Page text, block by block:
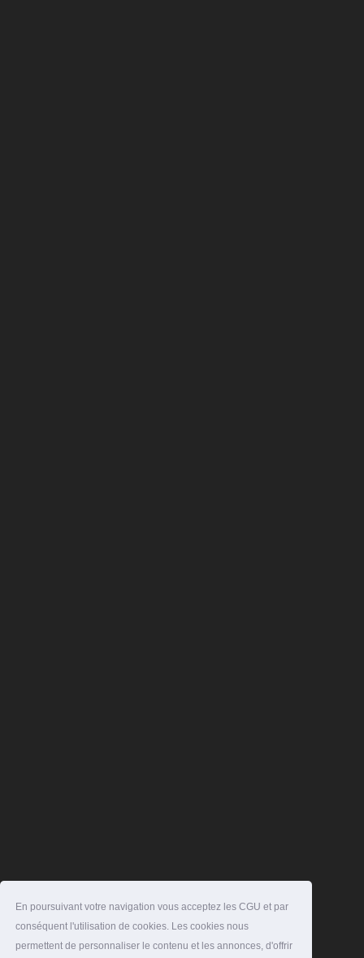
En poursuivant votre navigation vous acceptez les CGU et par
conséquent l'utilisation de cookies. Les cookies nous
permettent de personnaliser le contenu et les annonces, d'offrir